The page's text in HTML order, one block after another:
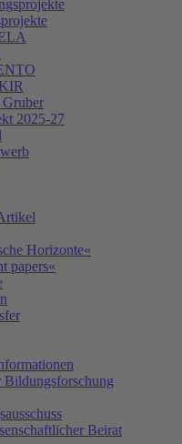
2025-27
Horizonte«
papers«
Beirat